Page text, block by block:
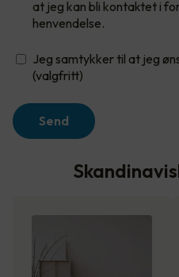
at jeg kan bli kontaktet i
henvendelse.
Jeg samtykker til at jeg
(valgfritt)
Send